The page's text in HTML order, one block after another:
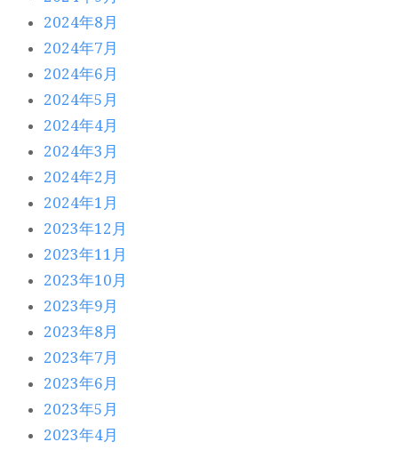
2024年8月
2024年7月
2024年6月
2024年5月
2024年4月
2024年3月
2024年2月
2024年1月
2023年12月
2023年11月
2023年10月
2023年9月
2023年8月
2023年7月
2023年6月
2023年5月
2023年4月